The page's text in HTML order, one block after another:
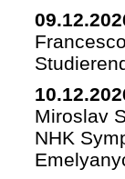
Miroslav
NHK